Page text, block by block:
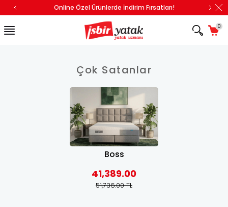
Online Özel Ürünlerde İndirim Fırsatları!
0